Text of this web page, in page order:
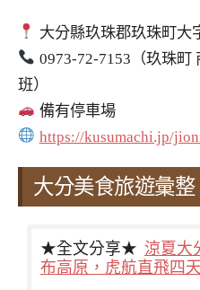
大分縣玖珠郡玖珠町大
0973-72-7153（玖珠町
班）
備有停車場
https://kusumachi.jp/
大分美食旅遊彙整
★全文分享★ 涼夏大
布高原，虎航直飛四